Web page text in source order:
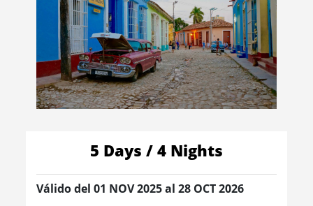
5 Days / 4 Nights
Válido del 01 NOV 2025 al 28 OCT 2026